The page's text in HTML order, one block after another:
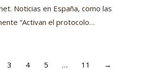
Noticias en España, como las
“Activan el protocolo…
3 4 5 … 11 →